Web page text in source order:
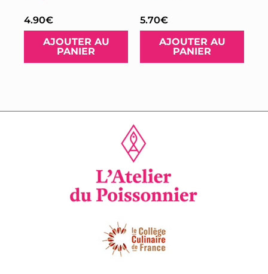
4.90€
AJOUTER AU
PANIER
5.70€
AJOUTER AU
PANIER